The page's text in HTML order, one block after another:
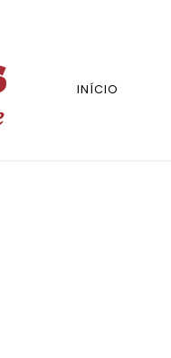
INÍCIO